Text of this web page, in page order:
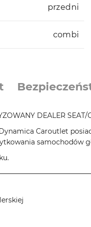
przedni
combi
DEALER
Caroutlet
samochodów